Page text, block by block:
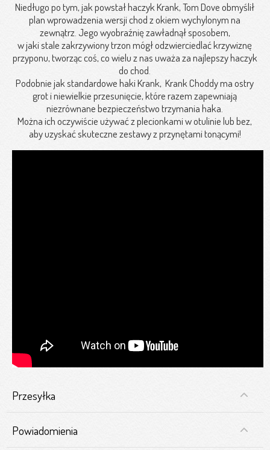
Niedługo po tym, jak powstał haczyk Krank, Tom Dove obmyślił
plan wprowadzenia wersji chod z okiem wychylonym na
zewnątrz. Jego wyobraźnię zawładnął sposobem,
w jaki stale zakrzywiony trzon mógł odzwierciedlać krzywiznę
przyponu, tworząc coś, co wielu z nas uważa za najlepszy haczyk
do chod.
Podobnie jak standardowe haki Krank, Krank Choddy ma ostry
grot i niewielkie przesunięcie, które razem zapewniają
niezrównane bezpieczeństwo trzymania haka.
Można ich oczywiście używać z plecionkami w otulinie lub bez,
aby uzyskać skuteczne zestawy z przynętami tonącymi!
Przesyłka
Powiadomienia